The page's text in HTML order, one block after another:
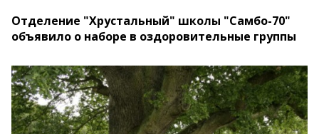
Отделение "Хрустальный" школы "Самбо-70"
объявило о наборе в оздоровительные группы